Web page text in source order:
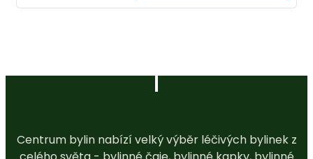
Centrum bylin nabízí velký výběr léčivých bylinek z